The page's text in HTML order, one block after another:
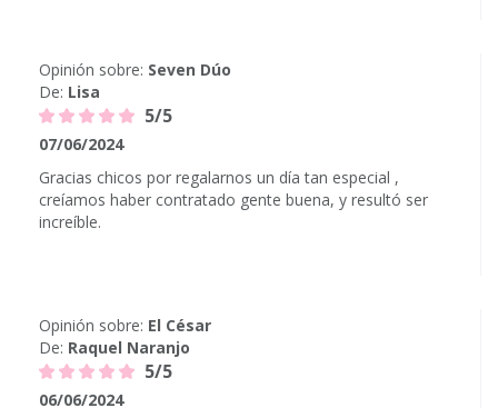
Opinión sobre: Seven Dúo
De: Lisa
5/5
07/06/2024
Gracias chicos por regalarnos un día tan especial ,
creíamos haber contratado gente buena, y resultó ser
increíble.
Opinión sobre: El César
De: Raquel Naranjo
5/5
06/06/2024